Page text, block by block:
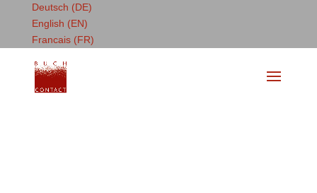
Deutsch (DE)
English (EN)
Francais (FR)